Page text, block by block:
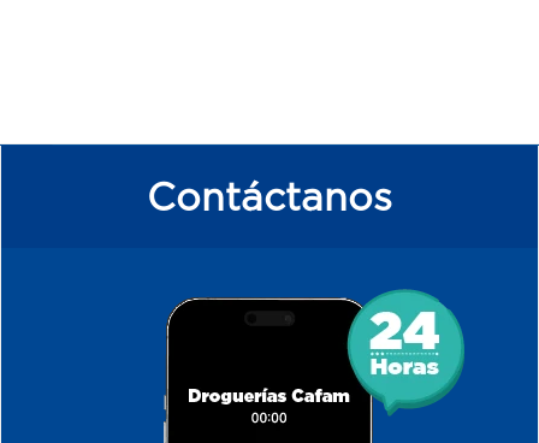
Contáctanos